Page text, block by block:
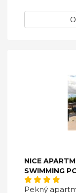
NICE
SWIMMING
Pekný